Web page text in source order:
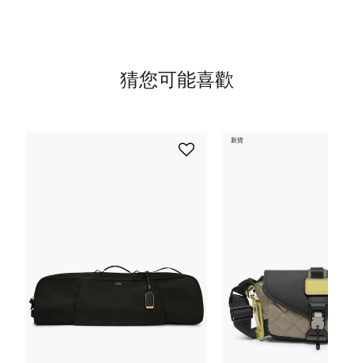
猜您可能喜歡
新貨